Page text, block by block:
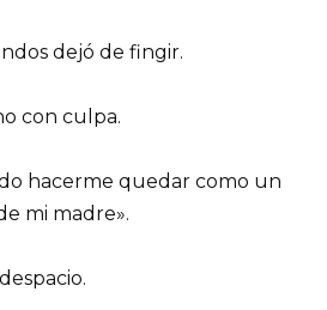
dejó de fingir.
con culpa.
hacerme quedar como un
mi madre».